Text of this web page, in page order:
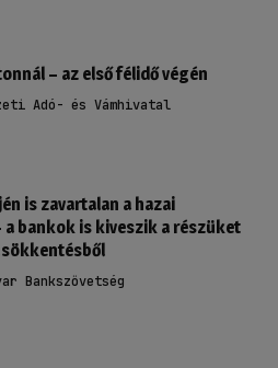
– az első félidő végén
Adó- és Vámhivatal
is zavartalan a hazai
bankok is kiveszik a részüket
Bankszövetség